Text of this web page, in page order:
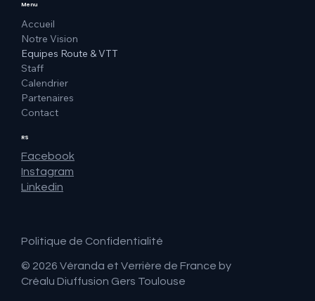
Menu
Accueil
Notre Vision
Equipes Route & VTT
Staff
Calendrier
Partenaires
Contact
RS
Facebook
Instagram
Linkedin
Politique de Confidentialité
© 2026 Véranda et Verrière de France by
Créalu Diuffusion Gers Toulouse